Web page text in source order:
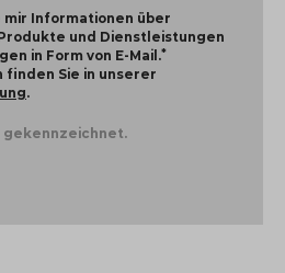
mir Informationen über
und Dienstleistungen
in Form von E-Mail.*
finden Sie in unserer
.
gekennzeichnet.